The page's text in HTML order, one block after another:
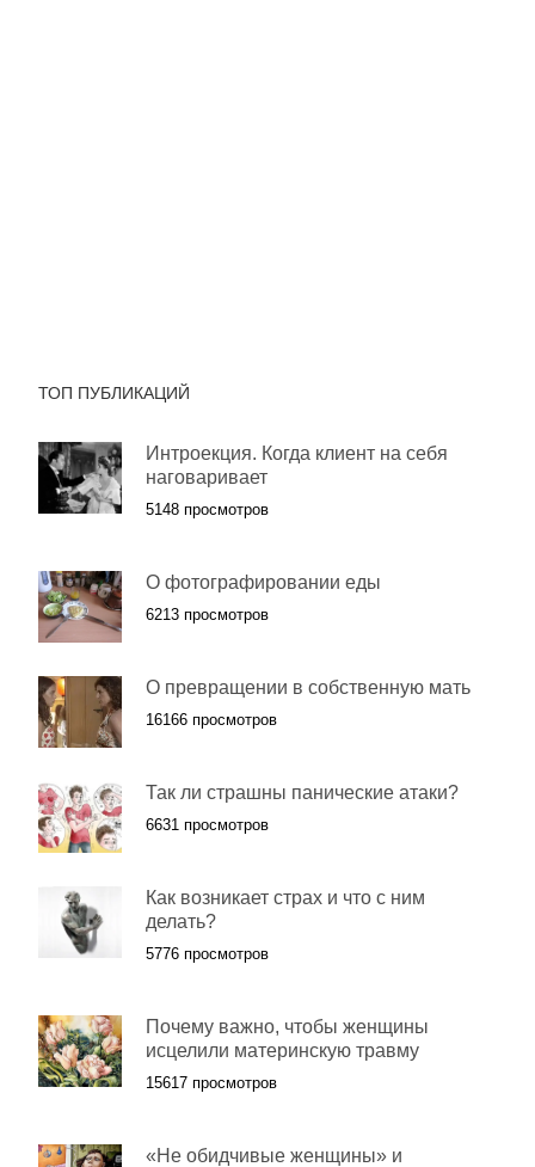
ТОП ПУБЛИКАЦИЙ
Интроекция. Когда клиент на себя
наговаривает
5148 просмотров
О фотографировании еды
6213 просмотров
О превращении в собственную мать
16166 просмотров
Так ли страшны панические атаки?
6631 просмотров
Как возникает страх и что с ним
делать?
5776 просмотров
Почему важно, чтобы женщины
исцелили материнскую травму
15617 просмотров
«Не обидчивые женщины» и